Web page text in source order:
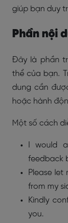
giúp bạn duy
Phần nội
Đây là phần
thể của bạn.
dung cần
hoặc hành
Một số cách
I would
feedback
Please
from my
Kindly
you.